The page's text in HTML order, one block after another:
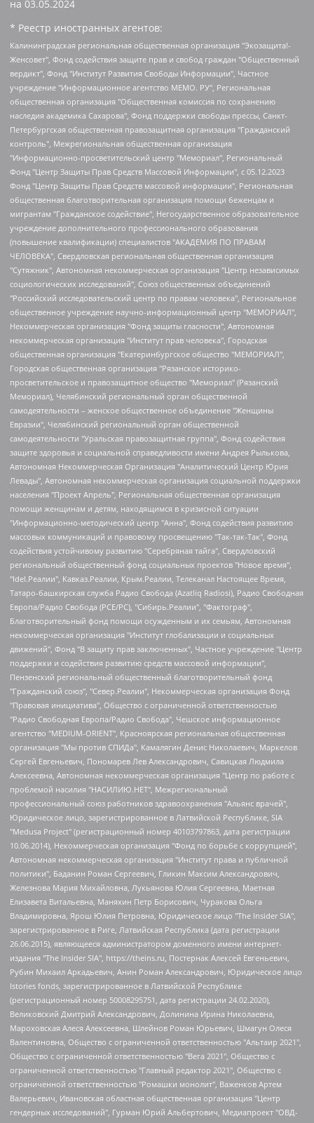
на 03.05.2024
* Реестр иностранных агентов:
Калининградская региональная общественная организация "Экозащита!-Женсовет", Фонд содействия защите прав и свобод граждан "Общественный вердикт", Фонд "Институт Развития Свободы Информации", Частное учреждение "Информационное агентство МЕМО. РУ", Региональная общественная организация "Общественная комиссия по сохранению наследия академика Сахарова", Фонд поддержки свободы прессы, Санкт-Петербургская общественная правозащитная организация "Гражданский контроль", Межрегиональная общественная организация "Информационно-просветительский центр "Мемориал", Региональный Фонд "Центр Защиты Прав Средств Массовой Информации", с 05.12.2023 Фонд "Центр Защиты Прав Средств массовой информации", Региональная общественная благотворительная организация помощи беженцам и мигрантам "Гражданское содействие", Негосударственное образовательное учреждение дополнительного профессионального образования (повышение квалификации) специалистов "АКАДЕМИЯ ПО ПРАВАМ ЧЕЛОВЕКА", Свердловская региональная общественная организация "Сутяжник", Автономная некоммерческая организация "Центр независимых социологических исследований", Союз общественных объединений "Российский исследовательский центр по правам человека", Региональное общественное учреждение научно-информационный центр "МЕМОРИАЛ", Некоммерческая организация "Фонд защиты гласности", Автономная некоммерческая организация "Институт прав человека", Городская общественная организация "Екатеринбургское общество "МЕМОРИАЛ", Городская общественная организация "Рязанское историко-просветительское и правозащитное общество "Мемориал" (Рязанский Мемориал), Челябинский региональный орган общественной самодеятельности – женское общественное объединение "Женщины Евразии", Челябинский региональный орган общественной самодеятельности "Уральская правозащитная группа", Фонд содействия защите здоровья и социальной справедливости имени Андрея Рылькова, Автономная Некоммерческая Организация "Аналитический Центр Юрия Левады", Автономная некоммерческая организация социальной поддержки населения "Проект Апрель", Региональная общественная организация помощи женщинам и детям, находящимся в кризисной ситуации "Информационно-методический центр "Анна", Фонд содействия развитию массовых коммуникаций и правовому просвещению "Так-так-Так", Фонд содействия устойчивому развитию "Серебряная тайга", Свердловский региональный общественный фонд социальных проектов "Новое время", "Idel.Реалии", Кавказ.Реалии, Крым.Реалии, Телеканал Настоящее Время, Татаро-башкирская служба Радио Свобода (Azatliq Radiosi), Радио Свободная Европа/Радио Свобода (PCE/PC), "Сибирь.Реалии", "Фактограф", Благотворительный фонд помощи осужденным и их семьям, Автономная некоммерческая организация "Институт глобализации и социальных движений", Фонд "В защиту прав заключенных", Частное учреждение "Центр поддержки и содействия развитию средств массовой информации", Пензенский региональный общественный благотворительный фонд "Гражданский союз", "Север.Реалии", Некоммерческая организация Фонд "Правовая инициатива", Общество с ограниченной ответственностью "Радио Свободная Европа/Радио Свобода", Чешское информационное агентство "MEDIUM-ORIENT", Красноярская региональная общественная организация "Мы против СПИДа", Камалягин Денис Николаевич, Маркелов Сергей Евгеньевич, Пономарев Лев Александрович, Савицкая Людмила Алексеевна, Автономная некоммерческая организация "Центр по работе с проблемой насилия "НАСИЛИЮ.НЕТ", Межрегиональный профессиональный союз работников здравоохранения "Альянс врачей", Юридическое лицо, зарегистрированное в Латвийской Республике, SIA "Medusa Project" (регистрационный номер 40103797863, дата регистрации 10.06.2014), Некоммерческая организация "Фонд по борьбе с коррупцией", Автономная некоммерческая организация "Институт права и публичной политики", Баданин Роман Сергеевич, Гликин Максим Александрович, Железнова Мария Михайловна, Лукьянова Юлия Сергеевна, Маетная Елизавета Витальевна, Маняхин Петр Борисович, Чуракова Ольга Владимировна, Ярош Юлия Петровна, Юридическое лицо "The Insider SIA", зарегистрированное в Риге, Латвийская Республика (дата регистрации 26.06.2015), являющееся администратором доменного имени интернет-издания "The Insider SIA", https://theins.ru, Постернак Алексей Евгеньевич, Рубин Михаил Аркадьевич, Анин Роман Александрович, Юридическое лицо Istories fonds, зарегистрированное в Латвийской Республике (регистрационный номер 50008295751, дата регистрации 24.02.2020), Великовский Дмитрий Александрович, Долинина Ирина Николаевна, Мароховская Алеся Алексеевна, Шлейнов Роман Юрьевич, Шмагун Олеся Валентиновна, Общество с ограниченной ответственностью "Альтаир 2021", Общество с ограниченной ответственностью "Вега 2021", Общество с ограниченной ответственностью "Главный редактор 2021", Общество с ограниченной ответственностью "Ромашки монолит", Важенков Артем Валерьевич, Ивановская областная общественная организация "Центр гендерных исследований", Гурман Юрий Альбертович, Медиапроект "ОВД-Инфо", Егоров Владимир Владимирович, Жилинский Владимир Александрович, Общество с ограниченной ответственностью "ЗП", Иванова София Юрьевна, Карезина Инна Павловна, Кильтау Екатерина Викторовна, Петров Алексей Викторович, Пискунов Сергей Евгеньевич, Смирнов Сергей Сергеевич, Тихонов Михаил Сергеевич, Общество с ограниченной ответственностью "ЖУРНАЛИСТ-ИНОСТРАННЫЙ АГЕНТ", Арапова Галина Юрьевна, Вольтская Татьяна Анатольевна, Американская компания "Mason G.E.S. Anonymous Foundation" (США), являющаяся владельцем интернет-издания https://mnews.world/, Компания "Stichting Bellingcat", зарегистрированная в Нидерландах (дата регистрации 11.07.2018), Захаров Андрей Вячеславович, Клепиковская Екатерина Дмитриевна, Общество с ограниченной ответственностью "МЕМО", Перл Роман Александрович, Симонов Евгений Алексеевич, Соловьева Елена Анатольевна, Сотников Даниил Владимирович, Сурначева Елизавета Дмитриевна, Автономная некоммерческая организация по защите прав человека и информированию населения "Якутия – Наше Мнение", Общество с ограниченной ответственностью "Москоу диджитал медиа", с 26.01.2023 Общество с ограниченной ответственностью "Чайка Белые сады", Ветошкина Валерия Валерьевна, Заговора Максим Александрович, Межрегиональное общественное движение "Российская ЛГБТ - сеть", Оленичев Максим Владимирович, Павлов Иван Юрьевич, Скворцова Елена Сергеевна, Общество с ограниченной ответственностью "Как бы инагент", Кочетков Игорь Викторович, Общество с ограниченной ответственностью "Честные выборы", Еланчик Олег Александрович, Общество с ограниченной ответственностью "Нобелевский призыв", Гималова Регина Эмилевна, Григорьев Андрей Валерьевич, Григорьева Алина Александровна, Ассоциация по содействию защите прав призывников, альтернативнослужащих и военнослужащих "Правозащитная группа "Гражданин.Армия.Право", Хисамова Регина Фаритовна, Автономная некоммерческая организация по реализации социально-правовых программ "Лилит", Дальневосточное общественное движение "Маяк", Санкт-Петербургская ЛГБТ-инициативная группа "Выход", Инициативная группа ЛГБТ+ "Реверс", Алексеев Андрей Викторович, Бекбулатова Таисия Львовна, Беляев Иван Михайлович, Владыкина Елена Сергеевна, Гельман Марат Александрович, Никульшина Вероника Юрьевна, Толоконникова Надежда Андреевна, Шендерович Виктор Анатольевич, Общество с ограниченной ответственностью "Данное сообщение", Общество с ограниченной ответственностью Издательский дом "Новая глава", Айнбиндер Александра Александровна, Московский комьюнити-центр для ЛГБТ+инициатив, Благотворительный фонд развития филантропии, Deutsche Welle (Германия, Kurt-Schumacher-Strasse 3, 53113 Bonn), Борзунова Мария Михайловна, Воробьев Виктор Викторович, Голубева Анна Львовна, Константинова Алла Михайловна, Малкова Ирина Владимировна, Мурадов Мурад Абдулгалимович, Осетинская Елизавета Николаевна, Понасенков Евгений Николаевич, Ганапольский Матвей Юрьевич, Киселев Евгений Алексеевич, Борухович Ирина Григорьевна, Дремин Иван Тимофеевич, Дубровский Дмитрий Викторович, Красноярская региональная общественная организация поддержки и развития альтернативных образовательных технологий и межкультурных коммуникаций "ИНТЕРРА", Маяковская Екатерина Алексеевна, Фейгин Марк Захарович, Филимонов Андрей Викторович, Дзугкоева Регина Николаевна, Доброхотов Роман Александрович, Дудь Юрий Александрович, Елкин Сергей Владимирович, Кругликов Кирилл Игоревич, Сабунаева Мария Леонидовна, Семенов Алексей Владимирович, Шаинян Карен Багратович, Шульман Екатерина Михайловна, Асафьев Артур Валерьевич, Вахштайн Виктор Семенович, Венедиктов Алексей Алексеевич, Лушникова Екатерина Евгеньевна, Волков Леонид Михайлович, Невзоров Александр Глебович, Пархоменко Сергей Борисович, Сироткин Ярослав Николаевич, Кара-Мурза Владимир Владимирович, Баранова Наталья Владимировна, Гозман Леонид Яковлевич, Кагарлицкий Борис Юльевич, Климарев Михаил Валерьевич, Милов Владимир Станиславович, Автономная некоммерческая организация Краснодарский центр современного искусства "Типография", Моргенштерн Алишер Тагирович, Соболь Любовь Эдуардовна, Общество с ограниченной ответственностью "ЛИЗА НОРМ", Каспаров Гарри Кимович, Ходорковский Михаил Борисович, Общество с ограниченной ответственностью "Апрельские тезисы", Данилович Ирина Брониславовна, Кашин Олег Владимирович, Петров Николай Владимирович, Пивоваров Алексей Владимирович, Соколов Михаил Владимирович, Цветкова Юлия Владимировна, Чичваркин Евгений Александрович, Комитет против пыток/Команда против пыток, Общество с ограниченной ответственностью "Первый научный", Общество с ограниченной ответственностью "Вертолет и ко", Белоцерковская Вероника Борисовна, Кац Максим Евгеньевич, Лазарева Татьяна Юрьевна, Шаведдинов Руслан Табризович, Яшин Илья Валерьевич, Общество с ограниченной ответственностью "Иноагент ААВ", Алешковский Дмитрий Петрович, Альбац Евгения Марковна, Быков Дмитрий Львович, Галямина Юлия Евгеньевна, Лойко Сергей Леонидович, Мартынов Кирилл Константинович, Медведев Сергей Александрович, Крашенинников Федор Геннадиевич, Гордеева Катерина Вл